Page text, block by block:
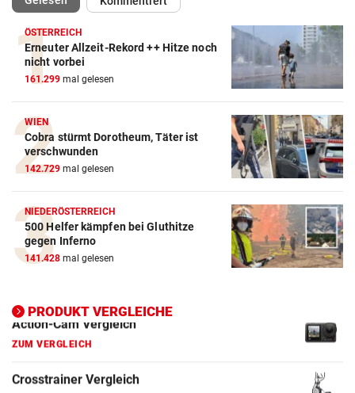
ÖSTERREICH
Erneuter Allzeit-Rekord ++ Hitze noch
nicht vorbei
161.299 mal gelesen
WIEN
Cobra stürmt Dorotheum, Täter ist
verschwunden
142.729 mal gelesen
NIEDERÖSTERREICH
500 Helfer kämpfen bei Gluthitze
gegen Inferno
141.428 mal gelesen
PRODUKT VERGLEICHE
Action-Cam Vergleich
ZUM VERGLEICH
Crosstrainer Vergleich
ZUM VERGLEICH
E-Bike Vergleich
ZUM VERGLEICH
ZUM VERGLEICH
ZUM VERGLEICH